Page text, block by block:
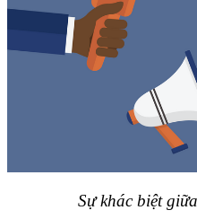
Sự khác biệt